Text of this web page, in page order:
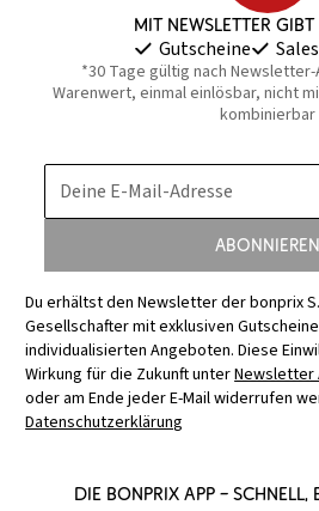
Mit Newsletter gibt
Gutscheine Sales
*30 Tage gültig nach Newsletter-
Warenwert, einmal einlösbar, nicht
kombinierbar
Deine E-Mail-Adresse
Abonnieren
Du erhältst den Newsletter der bonprix
Gesellschafter mit exklusiven
individualisierten Angeboten. Diese
Wirkung für die Zukunft unterNewsletter
oder am Ende jeder E-Mail widerrufen
Datenschutzerklärung
Die bonprix App – schnell,